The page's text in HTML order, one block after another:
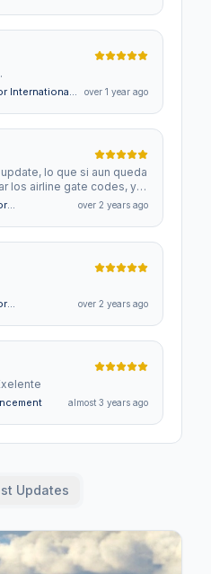
furturo en mi querido El
International
over 1 year ago
lo que si aun queda
los airline gate codes, ya
como iberia en la
over 2 years ago
over 2 years ago
Gracias. Super Exelente
almost 3 years ago
Updates